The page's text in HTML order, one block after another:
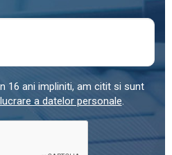
16 ani impliniti, am citit si sunt
a datelor personale.